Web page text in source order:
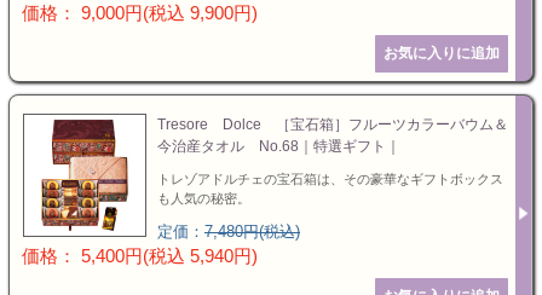
価格： 9,000円(税込 9,900円)
Tresore Dolce ［宝石箱］フルーツカラーバウム＆
今治産タオル No.68｜特選ギフト｜
トレゾアドルチェの宝石箱は、その豪華なギフトボックス
も人気の秘密。
定価： 7,480円(税込)
価格： 5,400円(税込 5,940円)